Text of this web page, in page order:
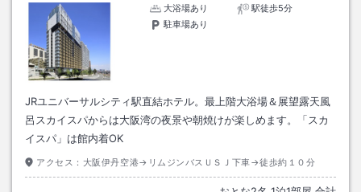
大浴場あり
駅徒歩5分
駐車場あり
JRユニバーサルシティ駅直結ホテル。最上階大浴場＆展望露天風
呂スカイスパからは大阪湾の夜景や朝焼けが楽しめます。「スカ
イスパ」は館内着OK
アクセス： 大阪伊丹空港→リムジンバスＵＳＪ下車→徒歩約１０分